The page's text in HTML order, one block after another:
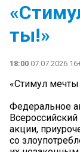
ты!»
18:00 07.07.2026
«Стимул
Федеральное
акции,
со